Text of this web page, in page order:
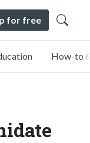
for free
How-to